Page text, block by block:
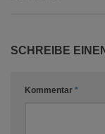
SCHREIBE
Kommentar *